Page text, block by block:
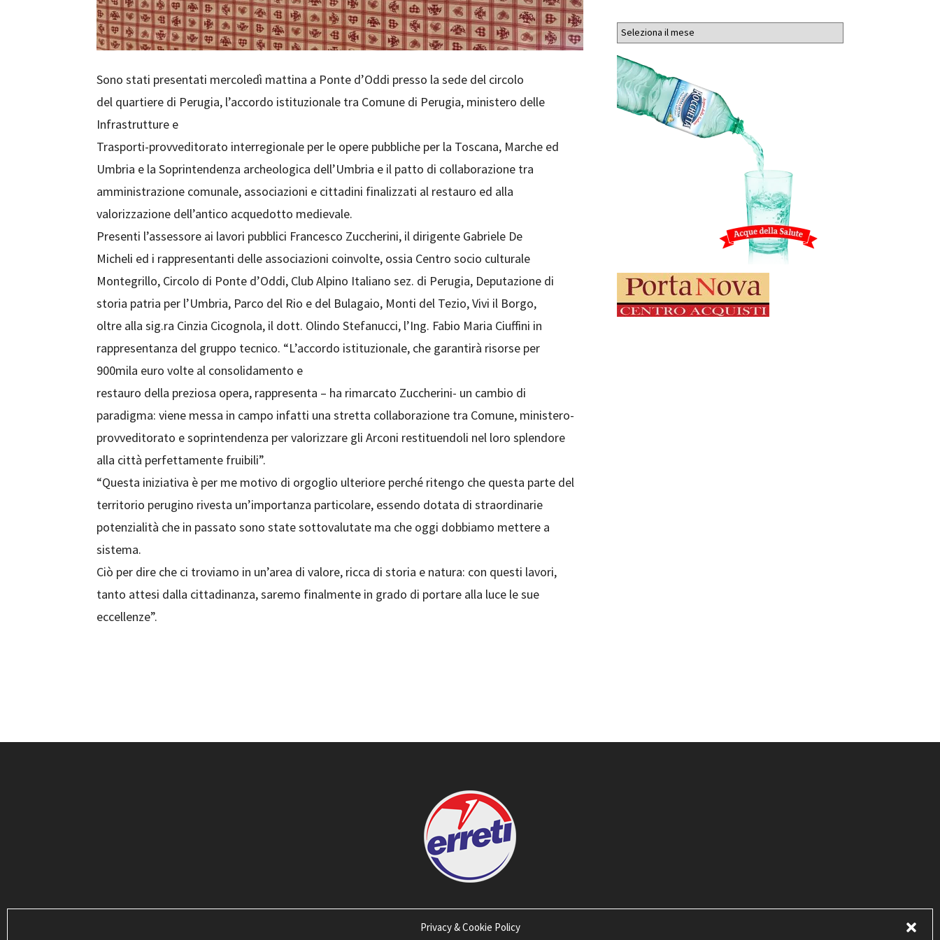
Privacy & Cookie Policy
Sono stati presentati mercoledì mattina a Ponte d’Oddi presso la sede del circolo
del quartiere di Perugia, l’accordo istituzionale tra Comune di Perugia, ministero delle
Infrastrutture e
Trasporti-provveditorato interregionale per le opere pubbliche per la Toscana, Marche ed
Umbria e la Soprintendenza archeologica dell’Umbria e il patto di collaborazione tra
amministrazione comunale, associazioni e cittadini finalizzati al restauro ed alla
valorizzazione dell’antico acquedotto medievale.
Presenti l’assessore ai lavori pubblici Francesco Zuccherini, il dirigente Gabriele De
Micheli ed i rappresentanti delle associazioni coinvolte, ossia Centro socio culturale
Montegrillo, Circolo di Ponte d’Oddi, Club Alpino Italiano sez. di Perugia, Deputazione di
storia patria per l’Umbria, Parco del Rio e del Bulagaio, Monti del Tezio, Vivi il Borgo,
oltre alla sig.ra Cinzia Cicognola, il dott. Olindo Stefanucci, l’Ing. Fabio Maria Ciuffini in
rappresentanza del gruppo tecnico. “L’accordo istituzionale, che garantirà risorse per
900mila euro volte al consolidamento e
restauro della preziosa opera, rappresenta – ha rimarcato Zuccherini- un cambio di
paradigma: viene messa in campo infatti una stretta collaborazione tra Comune, ministero-
provveditorato e soprintendenza per valorizzare gli Arconi restituendoli nel loro splendore
alla città perfettamente fruibili”.
“Questa iniziativa è per me motivo di orgoglio ulteriore perché ritengo che questa parte del
territorio perugino rivesta un’importanza particolare, essendo dotata di straordinarie
potenzialità che in passato sono state sottovalutate ma che oggi dobbiamo mettere a
sistema.
Ciò per dire che ci troviamo in un’area di valore, ricca di storia e natura: con questi lavori,
tanto attesi dalla cittadinanza, saremo finalmente in grado di portare alla luce le sue
eccellenze”.
Archivi